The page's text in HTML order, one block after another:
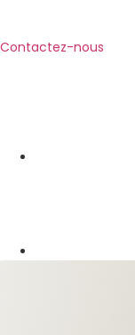
Contactez-nous